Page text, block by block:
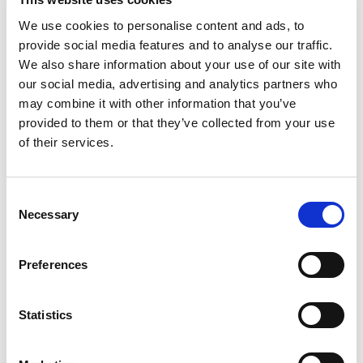
We use cookies to personalise content and ads, to
provide social media features and to analyse our traffic.
We also share information about your use of our site with
our social media, advertising and analytics partners who
may combine it with other information that you’ve
provided to them or that they’ve collected from your use
of their services.
Selection
Necessary
Preferences
Statistics
zijn de producten vaak erg kostbaar, wat de twijfel
om ze aan te schaffen vergroot. Dankzij de
uitleenservice kunnen producten op een
laagdrempelige manier worden uitgeprobeerd, wat
helpt om vertrouwen op te bouwen in het gebruik
ervan.”
Een kantelbare BelevenisTafel, twee draagbare
schermen en verschillende BelevenisTablets zijn een
vast onderdeel van de uitleenservice. “We schaffen
meerwaarde er zelf van inzien en dan is het mooi